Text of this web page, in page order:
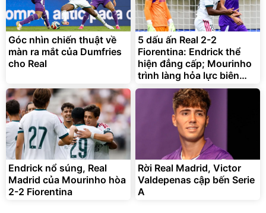
Lót ghế ôtô, nâng lưng
chống nóng giúp thoải mái
trong di chuyển
295.000 đ
Đã bán nhiều
Góc nhìn chiến thuật về
màn ra mắt của Dumfries
cho Real
5 dấu ấn Real 2-2
Fiorentina: Endrick thể
hiện đẳng cấp; Mourinho
trình làng hỏa lực biên
mới
Endrick nổ súng, Real
Madrid của Mourinho hòa
2-2 Fiorentina
Rời Real Madrid, Victor
Valdepenas cập bến Serie
A